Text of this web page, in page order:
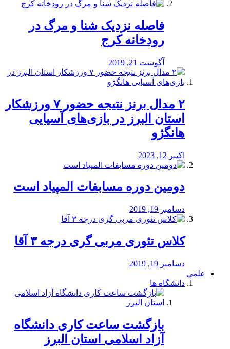
️فاصله نزدیک شنا و مرگ در
رودخانه کرج
آگوست 21, 2019
۲ مدال برنز نتیجه حضور ۷ ورزشکار
استان البرز در بازی‌های آسیایی
هانگژو
اکتبر 12, 2023
دومین دوره مسابفات المپیاد است
دسامبر 19, 2019
کلاس تئوری مربی گری درجه ۳ آقا
دسامبر 19, 2019
علمی
دانشگاه ها
بازگشت ساعت کاری دانشگاه
آزاد اسلامی استان البرز